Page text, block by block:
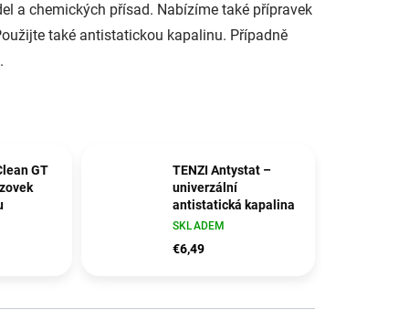
a chemických přísad. Nabízíme také přípravek
také antistatickou kapalinu. Případně
GT
TENZI Antystat –
univerzální
antistatická kapalina
SKLADEM
€6,49